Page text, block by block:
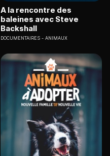
A la rencontre des
baleines avec Steve
Backshall
DOCUMENTAIRES ANIMAUX